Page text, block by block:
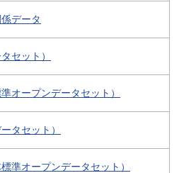
データ
セット）
オープンデータセット）
タセット）
準オープンデータセット）